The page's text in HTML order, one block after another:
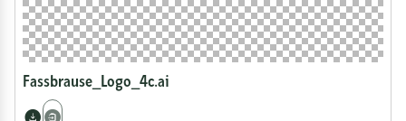
Fassbrause_Logo_4c.ai